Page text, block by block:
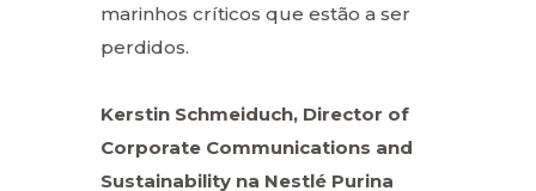
marinhos críticos que estão a ser
perdidos.
Kerstin Schmeiduch, Director of
Corporate Communications and
Sustainability na Nestlé Purina